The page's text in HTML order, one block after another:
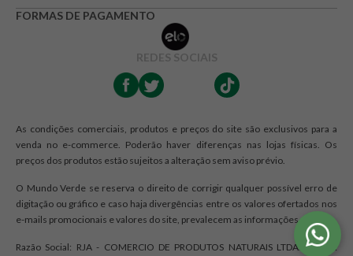
ENVIAR AVALIAÇÃO
FORMAS DE PAGAMENTO
REDES SOCIAIS
As condições comerciais, produtos e preços do site são exclusivos para a
venda no e-commerce. Poderão haver diferenças nas lojas físicas. Os
preços dos produtos estão sujeitos a alteração sem aviso prévio.
O Mundo Verde se reserva o direito de corrigir qualquer possível erro de
digitação ou gráfico e caso haja divergências entre os valores ofertados nos
e-mails promocionais e valores do site, prevalecem as informações do site.
Razão Social: RJA - COMERCIO DE PRODUTOS NATURAIS LTDA. | CNPJ: